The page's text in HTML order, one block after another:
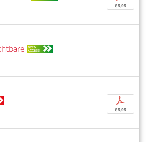
€ 5,95
OPEN
ACCESS
p
€ 5,95